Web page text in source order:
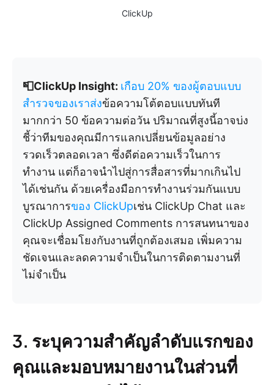
ClickUp
📮ClickUp Insight: เกือบ 20% ของผู้ตอบแบบ
สำรวจของเราส่งข้อความโต้ตอบแบบทันที
มากกว่า 50 ข้อความต่อวัน ปริมาณที่สูงนี้อาจบ่ง
ชี้ว่าทีมของคุณมีการแลกเปลี่ยนข้อมูลอย่าง
รวดเร็วตลอดเวลา ซึ่งดีต่อความเร็วในการ
ทำงาน แต่ก็อาจนำไปสู่การสื่อสารที่มากเกินไป
ได้เช่นกัน ด้วยเครื่องมือการทำงานร่วมกันแบบ
บูรณาการของ ClickUpเช่น ClickUp Chat และ
ClickUp Assigned Comments การสนทนาของ
คุณจะเชื่อมโยงกับงานที่ถูกต้องเสมอ เพิ่มความ
ชัดเจนและลดความจำเป็นในการติดตามงานที่
ไม่จำเป็น
3. ระบุความสำคัญลำดับแรกของ
คุณและมอบหมายงานในส่วนที่